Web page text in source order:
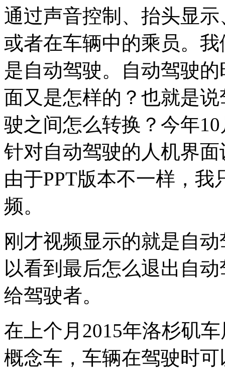
通过声音控制、抬头显
或者在车辆中的乘员。
是自动驾驶。自动驾驶
面又是怎样的？也就是
驶之间怎么转换？今年
针对自动驾驶的人机界
由于PPT版本不一样，我
频。
刚才视频显示的就是自
以看到最后怎么退出自
给驾驶者。
在上个月2015年洛杉矶
概念车，车辆在驾驶时